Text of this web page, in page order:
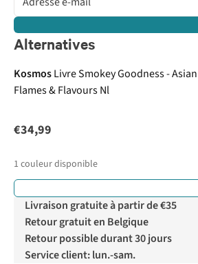
Alternatives
KosmosLivre Smokey Goodness -
Flames & Flavours Nl
€34,99
1 couleur disponible
Livraison gratuite à partir de €35
Retour gratuit en Belgique
Retour possible durant 30 jours
Service client: lun.-sam.